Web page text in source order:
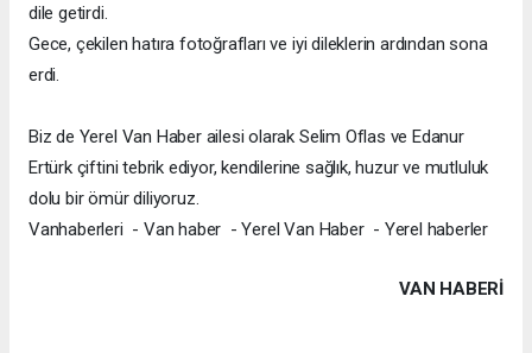
dile getirdi.
Gece, çekilen hatıra fotoğrafları ve iyi dileklerin ardından sona
erdi.
Biz de Yerel Van Haber ailesi olarak Selim Oflas ve Edanur
Ertürk çiftini tebrik ediyor, kendilerine sağlık, huzur ve mutluluk
dolu bir ömür diliyoruz.
Vanhaberleri - Van haber - Yerel Van Haber - Yerel haberler
VAN HABERİ